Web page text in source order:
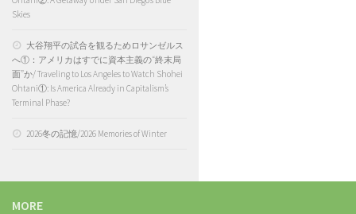
Skies
大谷翔平の試合を観るためロサンゼルス
へ①：アメリカはすでに資本主義の“終末局
面”か/ Traveling to Los Angeles to Watch Shohei
Ohtani①: Is America Already in Capitalism’s
Terminal Phase?
2026冬の記憶/2026 Memories of Winter
MORE